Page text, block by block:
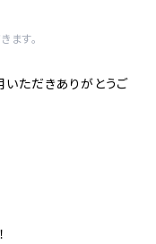
ます。
いただきありがとうご